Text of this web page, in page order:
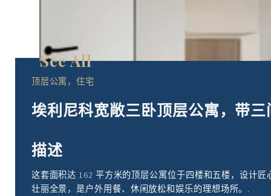
顶层公寓，住宅
埃利尼科宽敞三卧顶层公寓，带
描述
这套面积达 162 平方米的顶层公寓位于四楼和五楼，设计
壮丽全景，是户外用餐、休闲放松和娱乐的理想场所。.